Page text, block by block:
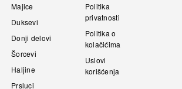
Majice
Duksevi
Donji delovi
Šorcevi
Haljine
Prsluci
Politika
privatnosti
Politika o
kolačićima
Uslovi
korišćenja